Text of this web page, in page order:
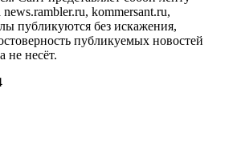
kommersant.ru,
публикуются без искажения,
публикуемых новостей
не несёт.